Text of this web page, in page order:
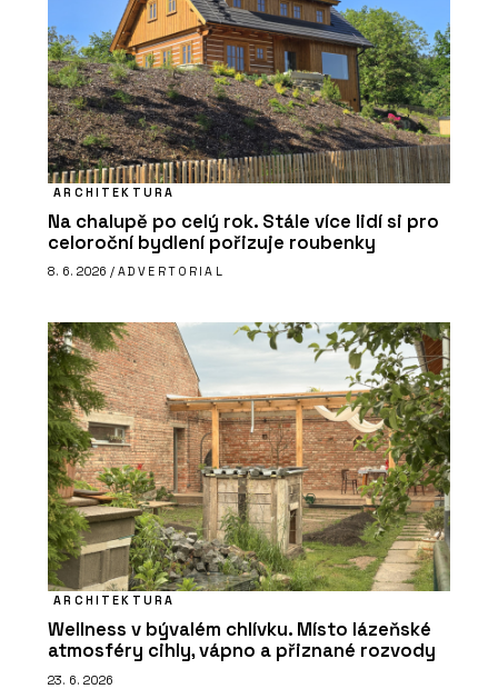
ARCHITEKTURA
Na chalupě po celý rok. Stále více lidí si pro
celoroční bydlení pořizuje roubenky
8. 6. 2026 / ADVERTORIAL
ARCHITEKTURA
Wellness v bývalém chlívku. Místo lázeňské
atmosféry cihly, vápno a přiznané rozvody
23. 6. 2026